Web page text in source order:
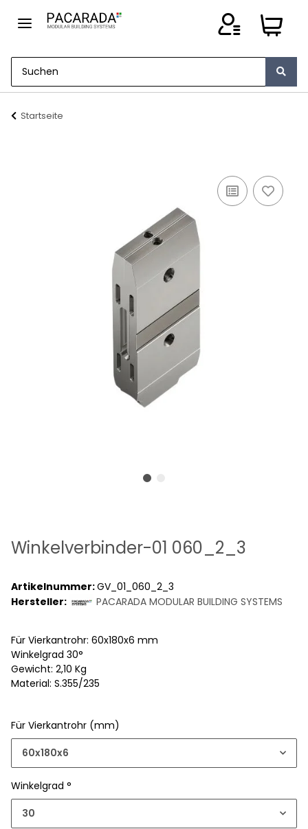
Startseite
Winkelverbinder-01 060_2_3
Artikelnummer:GV_01_060_2_3
Hersteller:
PACARADA MODULAR BUILDING SYSTEMS
Für Vierkantrohr: 60x180x6 mm
Winkelgrad 30°
Gewicht: 2,10 Kg
Material: S.355/235
Für Vierkantrohr (mm)
60x180x6
Winkelgrad °
30